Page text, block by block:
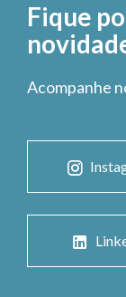
Fique
Acompanhe